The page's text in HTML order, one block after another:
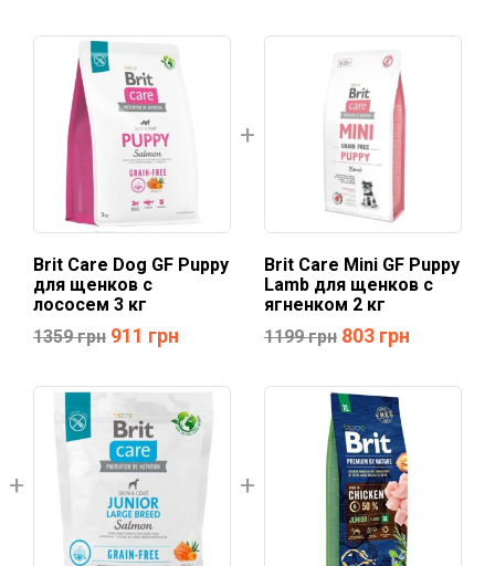
Brit Care Dog GF Puppy
для щенков с
лососем 3 кг
1359грн 911 грн
Brit Care Mini GF Puppy
Lamb для щенков с
ягненком 2 кг
1199грн 803 грн